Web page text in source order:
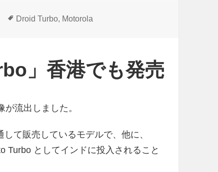
タ
Droid Turbo, Motorola
」香港でも発売
流出しました。
て販売しているモデルで、他に、
Turbo としてインドに投入されること